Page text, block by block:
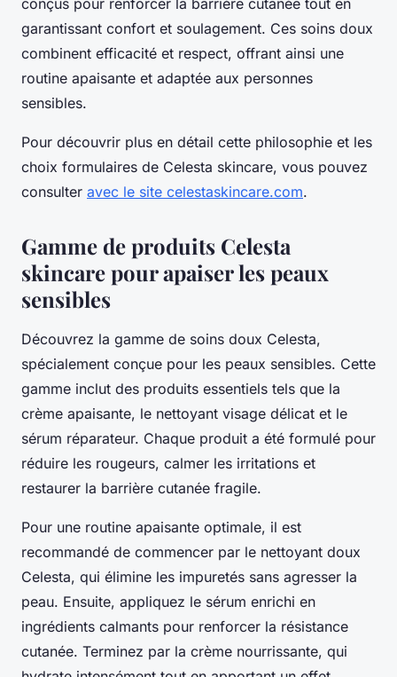
conçus pour renforcer la barrière cutanée tout en
garantissant confort et soulagement. Ces soins doux
combinent efficacité et respect, offrant ainsi une
routine apaisante et adaptée aux personnes
sensibles.
Pour découvrir plus en détail cette philosophie et les
choix formulaires de Celesta skincare, vous pouvez
consulter avec le site celestaskincare.com.
Gamme de produits Celesta
skincare pour apaiser les peaux
sensibles
Découvrez la gamme de soins doux Celesta,
spécialement conçue pour les peaux sensibles. Cette
gamme inclut des produits essentiels tels que la
crème apaisante, le nettoyant visage délicat et le
sérum réparateur. Chaque produit a été formulé pour
réduire les rougeurs, calmer les irritations et
restaurer la barrière cutanée fragile.
Pour une routine apaisante optimale, il est
recommandé de commencer par le nettoyant doux
Celesta, qui élimine les impuretés sans agresser la
peau. Ensuite, appliquez le sérum enrichi en
ingrédients calmants pour renforcer la résistance
cutanée. Terminez par la crème nourrissante, qui